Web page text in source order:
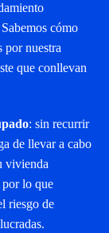
cómo
por nuestra
que conllevan
: sin recurrir
de llevar a cabo
vivienda
por lo que
riesgo de